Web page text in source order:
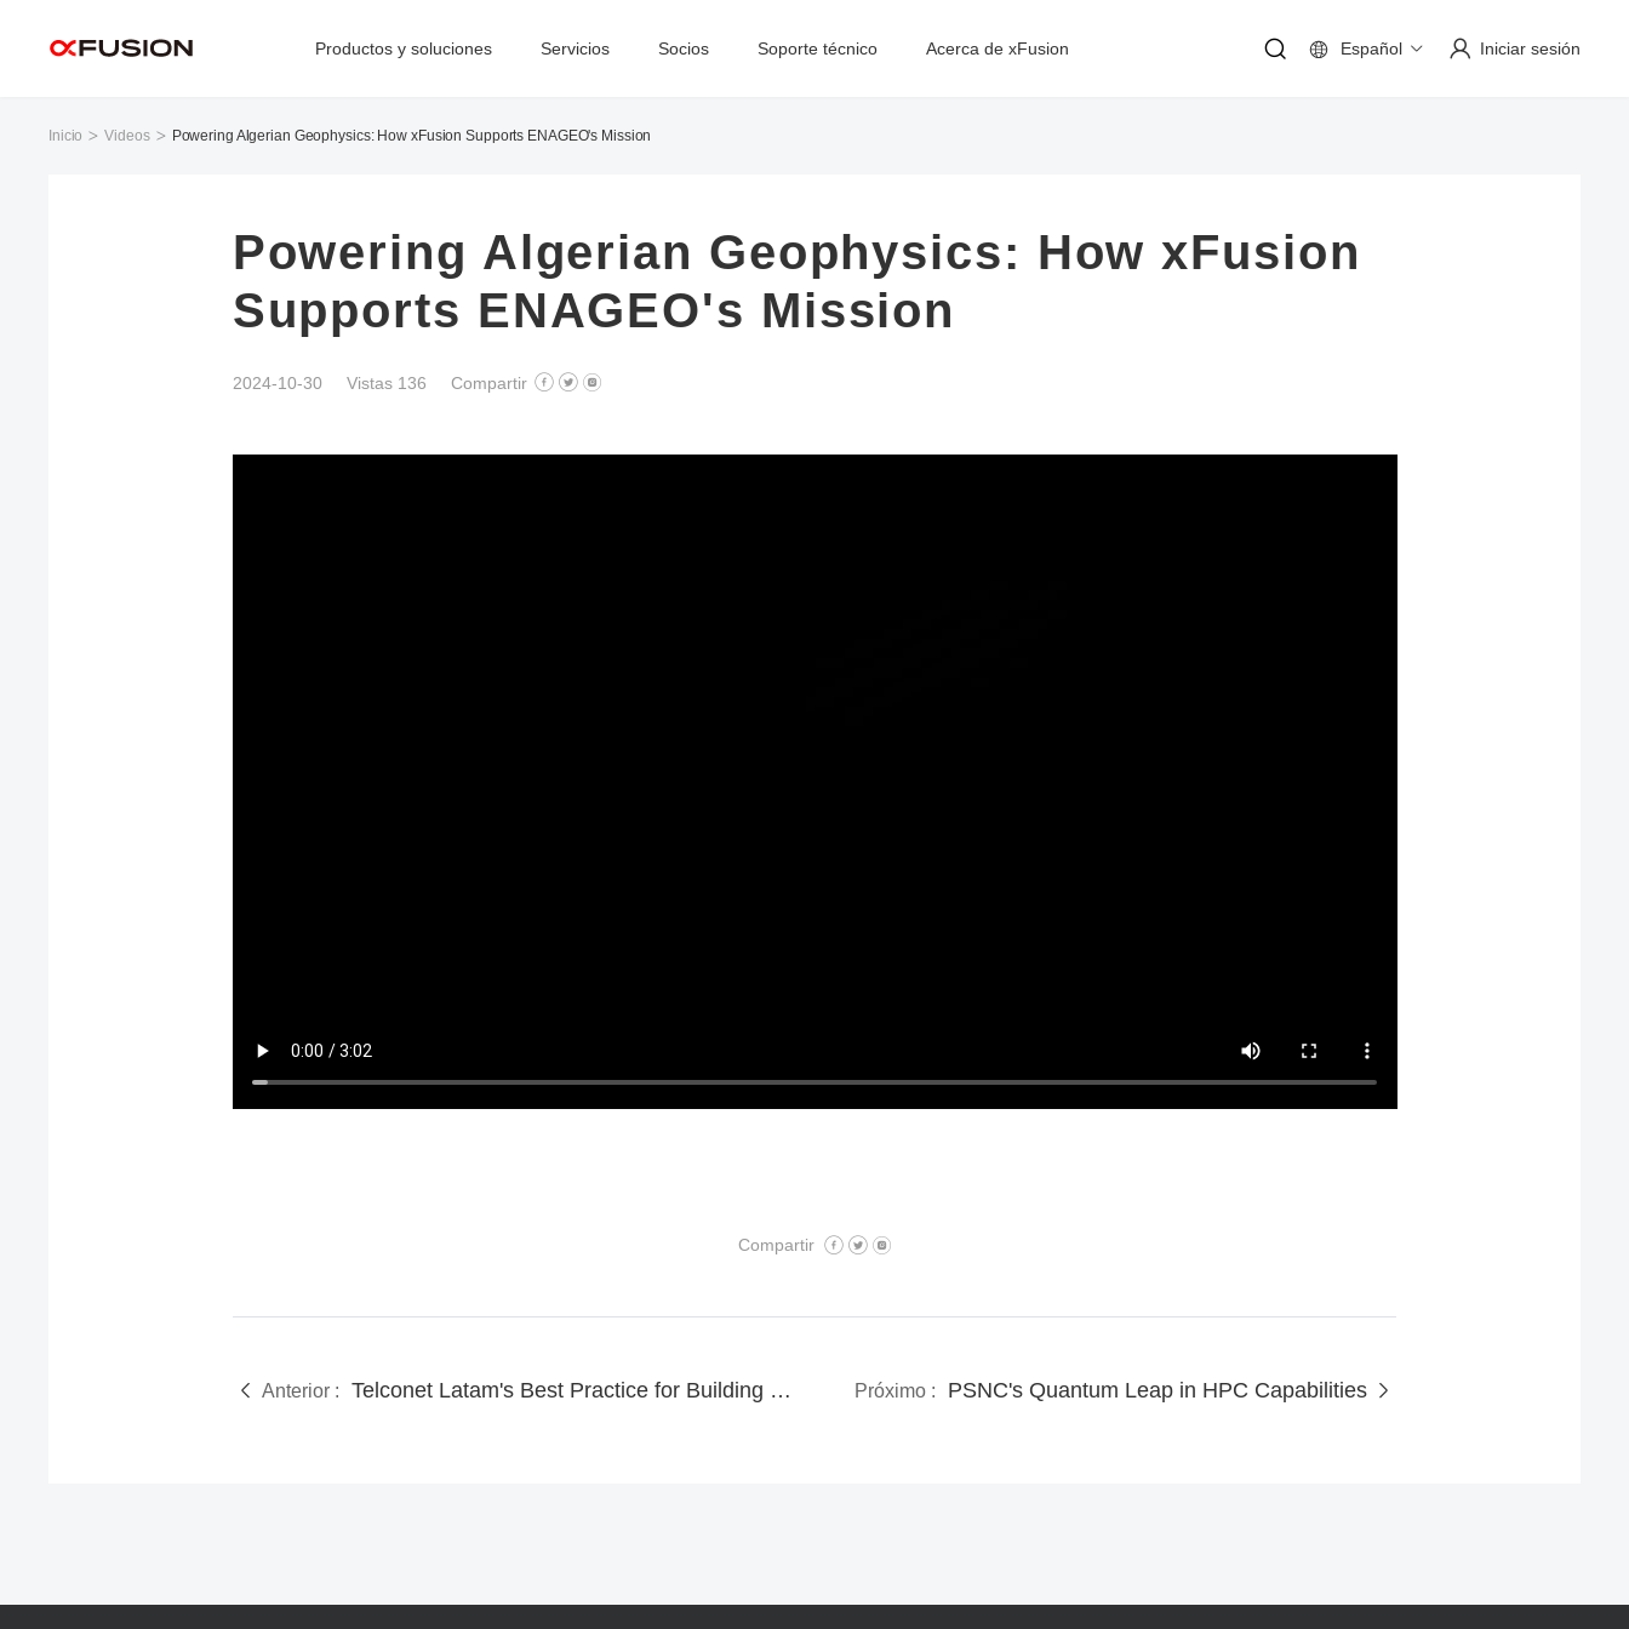
Productos y soluciones Servicios Socios Soporte técnico Acerca de xFusion Español Iniciar sesión
Inicio Videos Powering Algerian Geophysics: How xFusion Supports ENAGEO's Mission
Powering Algerian Geophysics: How xFusion
Supports ENAGEO's Mission
2024-10-30 Vistas 136 Compartir
Compartir
Anterior : Telconet Latam's Best Practice for Building Green Infrastructure Próximo : PSNC's Quantum Leap in HPC Capabilities